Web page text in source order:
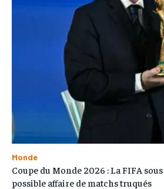
Monde
Coupe du Monde 2026 : La FIFA
possible affaire de matchs truqués